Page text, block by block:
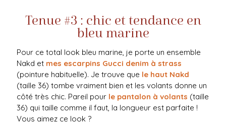
Tenue #3 : chic et tendance en
bleu marine
Pour ce total look bleu marine, je porte un ensemble
Nakd et mes escarpins Gucci denim à strass
(pointure habituelle). Je trouve que le haut Nakd
(taille 36) tombe vraiment bien et les volants donne un
côté très chic. Pareil pour le pantalon à volants (taille
36) qui taille comme il faut, la longueur est parfaite !
Vous aimez ce look ?